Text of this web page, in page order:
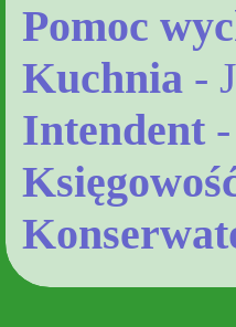
Pomoc
Kuchnia -
Intendent